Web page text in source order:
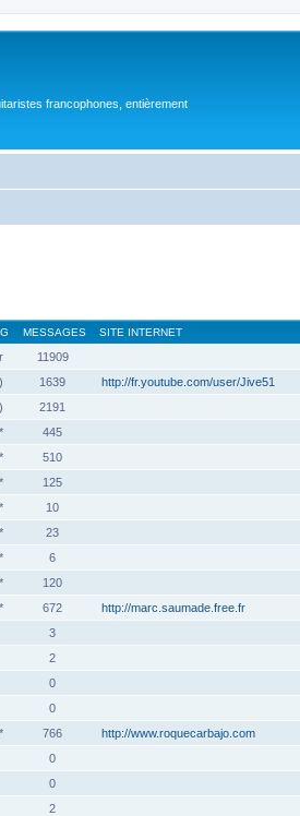
francophones, entièrement
MESSAGES SITE INTERNET
11909
1639 http://fr.youtube.com/user/Jive51
2191
445
510
125
10
23
*
6
120
672 http://marc.saumade.free.fr
3
2
0
0
766 http://www.roquecarbajo.com
0
0
2